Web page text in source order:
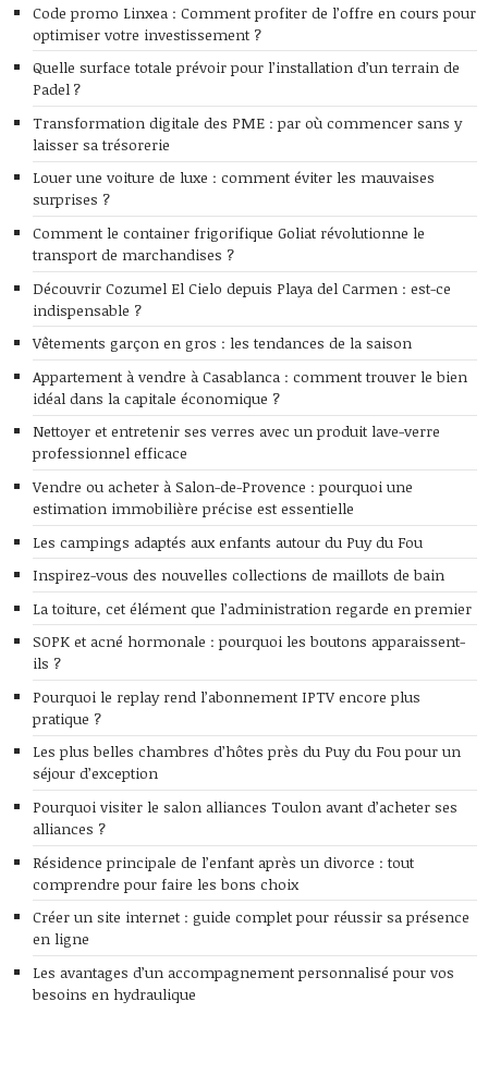
Code promo Linxea : Comment profiter de l’offre en cours pour
optimiser votre investissement ?
Quelle surface totale prévoir pour l’installation d’un terrain de
Padel ?
Transformation digitale des PME : par où commencer sans y
laisser sa trésorerie
Louer une voiture de luxe : comment éviter les mauvaises
surprises ?
Comment le container frigorifique Goliat révolutionne le
transport de marchandises ?
Découvrir Cozumel El Cielo depuis Playa del Carmen : est-ce
indispensable ?
Vêtements garçon en gros : les tendances de la saison
Appartement à vendre à Casablanca : comment trouver le bien
idéal dans la capitale économique ?
Nettoyer et entretenir ses verres avec un produit lave-verre
professionnel efficace
Vendre ou acheter à Salon-de-Provence : pourquoi une
estimation immobilière précise est essentielle
Les campings adaptés aux enfants autour du Puy du Fou
Inspirez-vous des nouvelles collections de maillots de bain
La toiture, cet élément que l’administration regarde en premier
SOPK et acné hormonale : pourquoi les boutons apparaissent-
ils ?
Pourquoi le replay rend l’abonnement IPTV encore plus
pratique ?
Les plus belles chambres d’hôtes près du Puy du Fou pour un
séjour d’exception
Pourquoi visiter le salon alliances Toulon avant d’acheter ses
alliances ?
Résidence principale de l’enfant après un divorce : tout
comprendre pour faire les bons choix
Créer un site internet : guide complet pour réussir sa présence
en ligne
Les avantages d’un accompagnement personnalisé pour vos
besoins en hydraulique